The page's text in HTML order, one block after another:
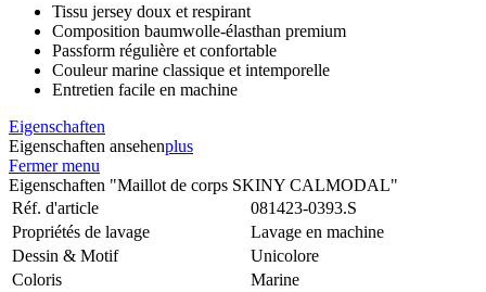
Tissu jersey doux et respirant
Composition baumwolle-élasthan premium
Passform régulière et confortable
Couleur marine classique et intemporelle
Entretien facile en machine
Eigenschaften
Eigenschaften ansehenplus
Fermer menu
Eigenschaften "Maillot de corps SKINY CALMODAL"
Réf. d'article
081423-0393.S
Propriétés de lavage
Lavage en machine
Dessin & Motif
Unicolore
Coloris
Marine